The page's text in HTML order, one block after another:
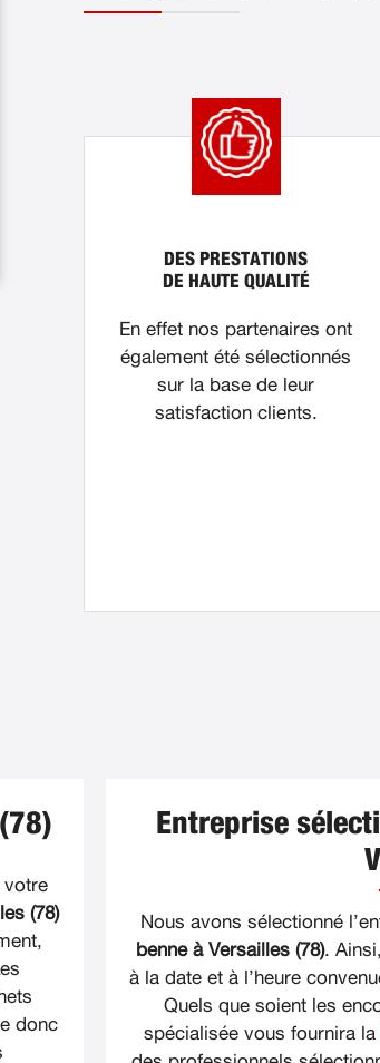
DES PRESTATIONS
DE HAUTE QUALITÉ
En effet nos partenaires ont
également été sélectionnés
sur la base de leur
satisfaction clients.
votre
(78)
donc
Entreprise
Nous avons sélectionné
benne à Versailles (78).
à la date et à l’heure
Quels que soient les
spécialisée vous fournira la